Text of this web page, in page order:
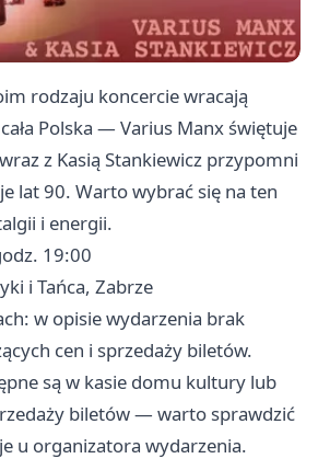
rodzaju koncercie wracają
Polska — Varius Manx świętuje
z Kasią Stankiewicz przypomni
lat 90. Warto wybrać się na ten
i energii.
19:00
i Tańca, Zabrze
w opisie wydarzenia brak
cen i sprzedaży biletów.
są w kasie domu kultury lub
biletów — warto sprawdzić
u organizatora wydarzenia.